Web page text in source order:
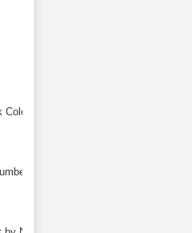
Game
Game